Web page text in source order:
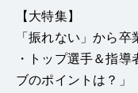
【大特集】
「振れない」から
・トップ選手＆指
ブのポイントは？」